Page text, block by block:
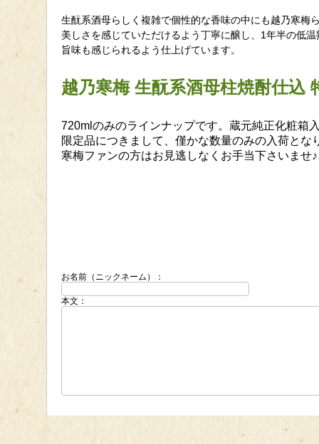
生酛系酒母らしく複雑で個性的な香味の中にも越乃寒梅
美しさを感じていただけるよう丁寧に醸し、1年半の低
旨味も感じられるよう仕上げています。
越乃寒梅 生酛系酒母柱焼酎仕込
720mlのみのラインナップです。蔵元純正化粧箱
限定品につきまして、僅かな数量のみの入荷とな
寒梅ファンの方はお見逃しなくお手当下さいませ
お名前（ニックネーム）：
本文：